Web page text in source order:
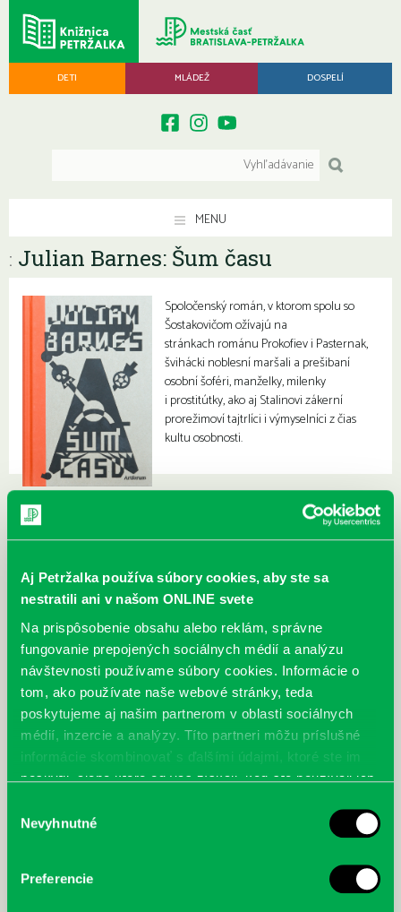
Aj Petržalka používa súbory cookies, aby ste sa
nestratili ani v našom ONLINE svete
Na prispôsobenie obsahu alebo reklám, správne
fungovanie prepojených sociálnych médií a analýzu
návštevnosti používame súbory cookies. Informácie o
tom, ako používate naše webové stránky, teda
poskytujeme aj našim partnerom v oblasti sociálnych
médií, inzercie a analýzy. Títo partneri môžu príslušné
informácie skombinovať s ďalšími údajmi, ktoré ste im
poskytli, alebo ktoré od vás získali, keď ste používali ich
súhlasu
Nevyhnutné
Preferencie
DETI MLÁDEŽ DOSPELÍ
MENU
: Julian Barnes: Šum času
Spoločenský román, v ktorom spolu so
Šostakovičom ožívajú na
stránkach románu Prokofiev i Pasternak,
švihácki noblesní maršali a prešibaní
osobní šoféri, manželky, milenky
i prostitútky, ako aj Stalinovi zákerní
prorežimoví tajtrlíci i výmyselníci z čias
kultu osobnosti.
McGrath, Andy: Tadej Pogačar:
nezastaviteľný